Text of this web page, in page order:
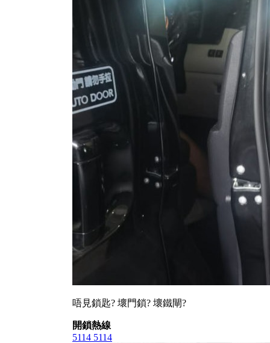
唔見鎖匙? 壞門鎖? 壞鐵閘?
開鎖熱線
5114 5114